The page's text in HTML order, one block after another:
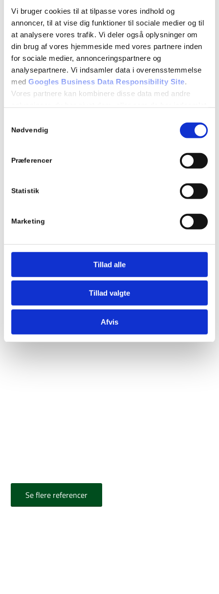
Vi bruger cookies til at tilpasse vores indhold og
annoncer, til at vise dig funktioner til sociale medier og til
at analysere vores trafik. Vi deler også oplysninger om
din brug af vores hjemmeside med vores partnere inden
for sociale medier, annonceringspartnere og
analysepartnere. Vi indsamler data i overensstemmelse
med Googles Business Data Responsibility Site.
Vores partnere kan kombinere disse data med andre
Se Cookie & Privatlivspolitik
Nødvendig
Præferencer
Statistik
Marketing
Tillad alle
Tillad valgte
Afvis
Se flere referencer